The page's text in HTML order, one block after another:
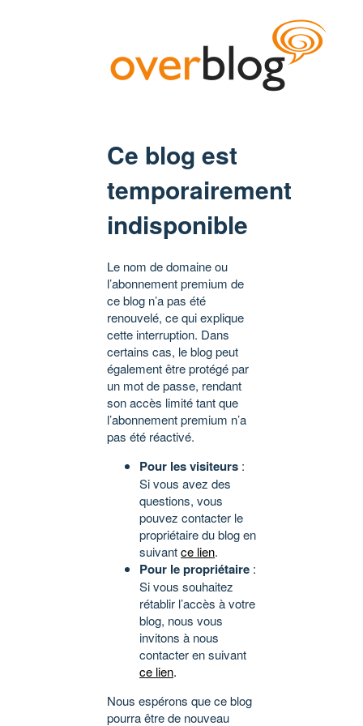
Ce blog est
temporairement
indisponible
Le nom de domaine ou
l’abonnement premium de
ce blog n’a pas été
renouvelé, ce qui explique
cette interruption. Dans
certains cas, le blog peut
également être protégé par
un mot de passe, rendant
son accès limité tant que
l’abonnement premium n’a
pas été réactivé.
Pour les visiteurs :
Si vous avez des
questions, vous
pouvez contacter le
propriétaire du blog en
suivantce lien.
Pour le propriétaire :
Si vous souhaitez
rétablir l’accès à votre
blog, nous vous
invitons à nous
contacter en suivant
ce lien.
Nous espérons que ce blog
pourra être de nouveau